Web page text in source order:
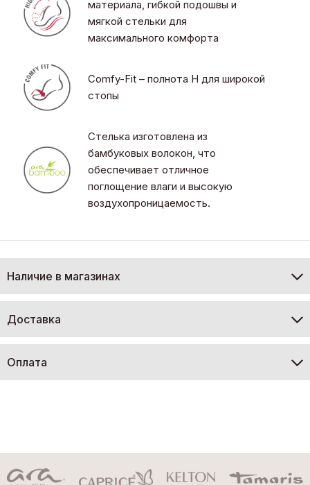
материала, гибкой подошвы и
мягкой стельки для
максимального комфорта
Comfy-Fit – полнота H для широкой
стопы
Стелька изготовлена из
бамбуковых волокон, что
обеспечивает отличное
поглощение влаги и высокую
воздухопроницаемость.
Наличие в магазинах
Доставка
Оплата